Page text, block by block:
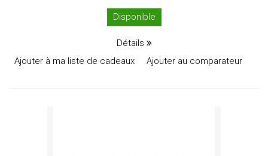
Disponible
Détails
Ajouter à ma liste de cadeaux
Ajouter au comparateur